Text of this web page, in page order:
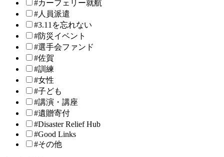
#カーフェリー就航
#人員派遣
#3.11を忘れない
#防災イベント
#選手会ファンド
#佐賀
#訓練
#女性
#子ども
#講演・講座
#遺贈寄付
#Disaster Relief Hub
#Good Links
#その他